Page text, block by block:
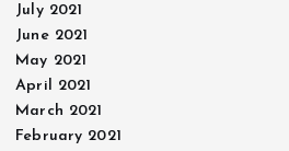
July 2021
June 2021
May 2021
April 2021
March 2021
February 2021